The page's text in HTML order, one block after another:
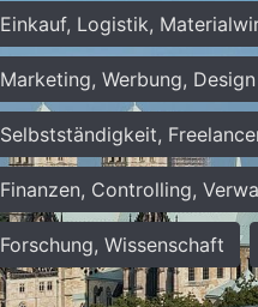
Einkauf, Logistik,
Marketing, Werbung, Design
Selbstständigkeit,
Finanzen, Controlling,
Forschung, Wissenschaft